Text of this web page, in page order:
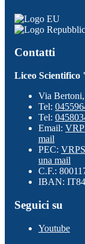
Contatti
Liceo Scientifico
Via
Tel:
Tel:
Email:
mail
PEC:
una mail
C.F.:
IBAN:
Seguici su
Youtube